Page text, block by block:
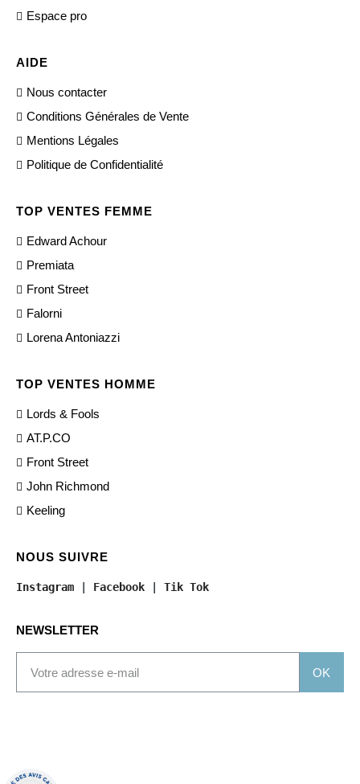
Espace pro
AIDE
Nous contacter
Conditions Générales de Vente
Mentions Légales
Politique de Confidentialité
TOP VENTES FEMME
Edward Achour
Premiata
Front Street
Falorni
Lorena Antoniazzi
TOP VENTES HOMME
Lords & Fools
AT.P.CO
Front Street
John Richmond
Keeling
NOUS SUIVRE
Instagram Facebook Tik Tok
NEWSLETTER
OK